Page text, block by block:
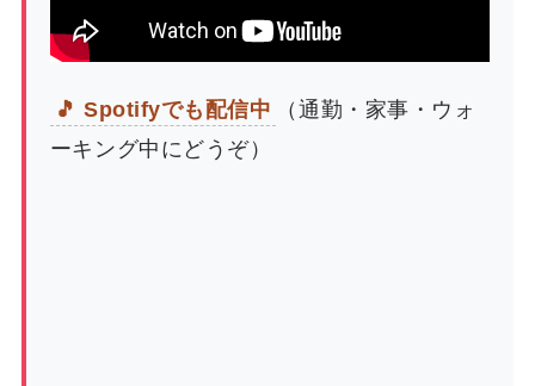
🎵 Spotifyでも配信中
（通勤・家事・ウォ
ーキング中にどうぞ）